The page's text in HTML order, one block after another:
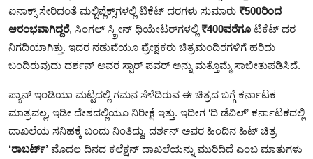
ಐನಾಕ್ಸ್‌ ಸೇರಿದಂತೆ ಮಲ್ಟಿಪ್ಲೆಕ್ಸ್‌ಗಳಲ್ಲಿ ಟಿಕೆಟ್ ದರಗಳು ಸುಮಾರು ₹500ರಿಂದ
ಆರಂಭವಾಗಿದ್ದರೆ, ಸಿಂಗಲ್‌ ಸ್ಕ್ರೀನ್‌ ಥಿಯೇಟರ್‌ಗಳಲ್ಲಿ ₹400ವರೆಗೂ ಟಿಕೆಟ್ ದರ
ನಿಗದಿಯಾಗಿತ್ತು. ಇದರ ನಡುವೆಯೂ ಪ್ರೇಕ್ಷಕರು ಚಿತ್ರಮಂದಿರಗಳಿಗೆ ಹರಿದು
ಬಂದಿರುವುದು ದರ್ಶನ್ ಅವರ ಸ್ಟಾರ್‌ ಪವರ್‌ ಅನ್ನು ಮತ್ತೊಮ್ಮೆ ಸಾಬೀತುಪಡಿಸಿದೆ.
ಪ್ಯಾನ್ ಇಂಡಿಯಾ ಮಟ್ಟದಲ್ಲಿ ಗಮನ ಸೆಳೆದಿರುವ ಈ ಚಿತ್ರದ ಬಗ್ಗೆ ಕರ್ನಾಟಕ
ಮಾತ್ರವಲ್ಲ, ಇಡೀ ದೇಶದಲ್ಲಿಯೂ ನಿರೀಕ್ಷೆ ಇತ್ತು. ಇದೀಗ ‘ದಿ ಡೆವಿಲ್’ ಕರ್ನಾಟಕದಲ್ಲಿ
ದಾಖಲೆಯ ಸನಿಹಕ್ಕೆ ಬಂದು ನಿಂತಿದ್ದು, ದರ್ಶನ್ ಅವರ ಹಿಂದಿನ ಹಿಟ್‌ ಚಿತ್ರ
‘ರಾಬರ್ಟ್’ ಮೊದಲ ದಿನದ ಕಲೆಕ್ಷನ್ ದಾಖಲೆಯನ್ನು ಮುರಿದಿದೆ ಎಂಬ ಮಾತುಗಳು